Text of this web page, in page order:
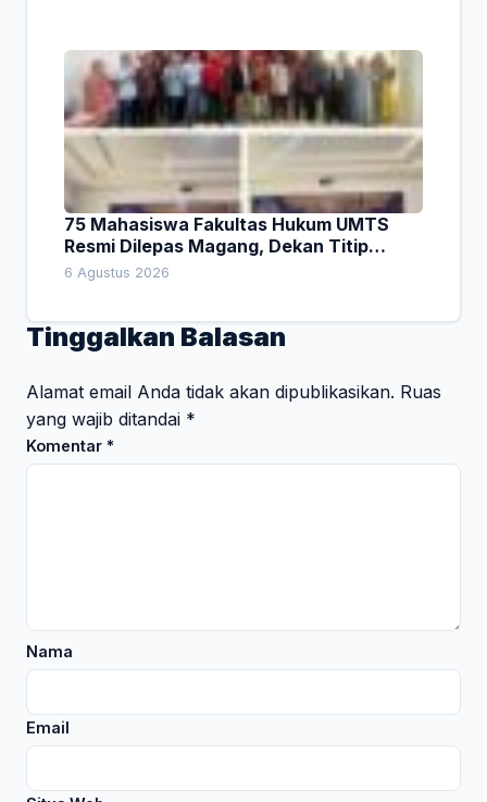
75 Mahasiswa Fakultas Hukum UMTS
Resmi Dilepas Magang, Dekan Titip
Empat Pesan Penting
6 Agustus 2026
Tinggalkan Balasan
Alamat email Anda tidak akan dipublikasikan. Ruas
yang wajib ditandai *
Komentar *
Nama
Email